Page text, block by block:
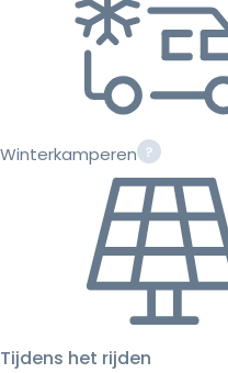
Winterkamperen
Tijdens het rijden